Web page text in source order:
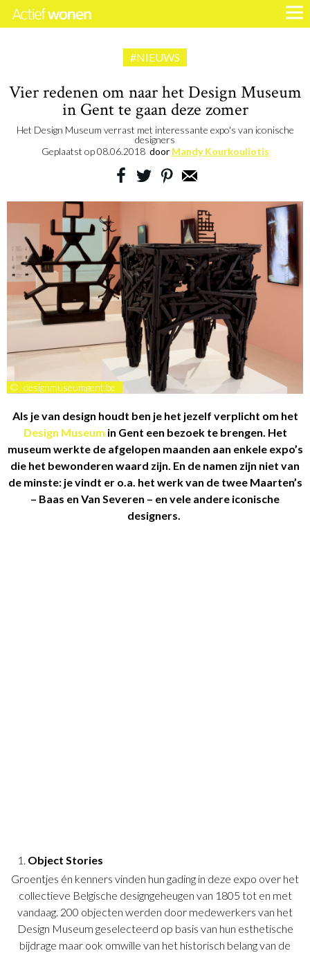
#NIEUWS
Vier redenen om naar het Design Museum
in Gent te gaan deze zomer
Het Design Museum verrast met interessante expo's van iconische
designers
Geplaatst op08.06.2018 door Mandy Kourkouliotis
© designmuseumgent.be
Als je van design houdt ben je het jezelf verplicht om het
Design Museum in Gent een bezoek te brengen. Het
museum werkte de afgelopen maanden aan enkele expo’s
die het bewonderen waard zijn. En de namen zijn niet van
de minste: je vindt er o.a. het werk van de twee Maarten’s
– Baas en Van Severen – en vele andere iconische
designers.
Object Stories
Groentjes én kenners vinden hun gading in deze expo over het
collectieve Belgische designgeheugen van 1805 tot en met
vandaag. 200 objecten werden door medewerkers van het
Design Museum geselecteerd op basis van hun esthetische
bijdrage maar ook omwille van het historisch belang van de